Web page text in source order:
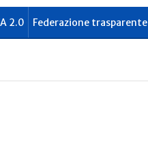
2.0 Federazione trasparente